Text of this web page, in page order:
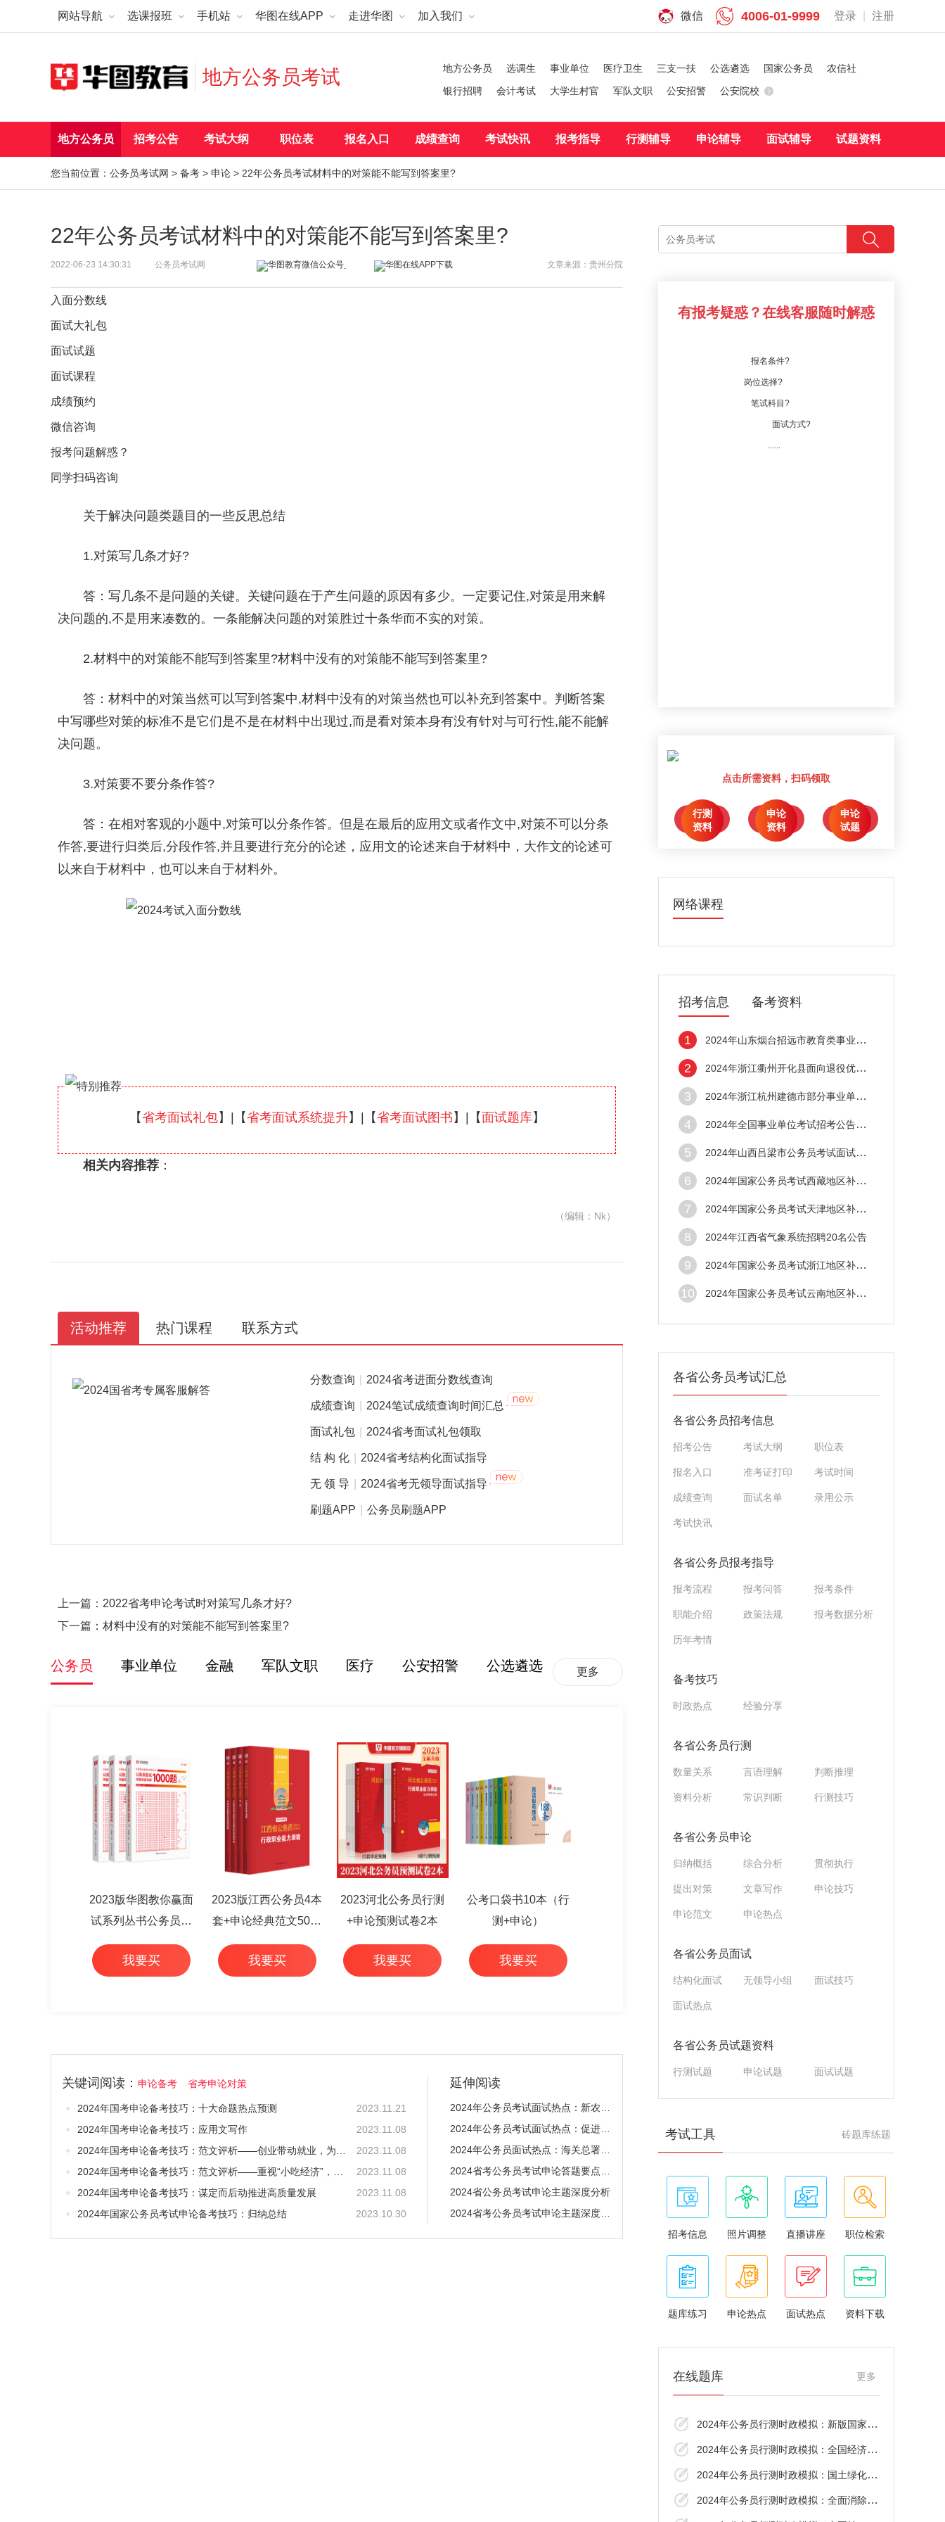
网站导航 选课报班 手机站 华图在线APP 走进华图 加入我们 登录 注册
4006-01-9999
微信
地方公务员考试 地方公务员 选调生 事业单位 医疗卫生 三支一扶 公选遴选 国家公务员
农信社
银行招聘
会计考试 大学生村官 军队文职 公安招警 公安院校
地方公务员 招考公告 考试大纲 职位表 报名入口 成绩查询 考试快讯 报考指导 行测辅导 申论辅导 面试辅导 试题资料
您当前位置： 公务员考试网 > 备考 > 申论 > 22年公务员考试材料中的对策能不能写到答案里?
22年公务员考试材料中的对策能不能写到答案里?
2022-06-23 14:30:31 公务员考试网 文章来源：贵州分院
入面分数线
面试大礼包
面试试题
面试课程
成绩预约
微信咨询
报考问题解惑？
同学扫码咨询
关于解决问题类题目的一些反思总结
1.对策写几条才好?
答：写几条不是问题的关键。关键问题在于产生问题的原因有多少。一定要记住,对策是用来解
决问题的,不是用来凑数的。一条能解决问题的对策胜过十条华而不实的对策。
2.材料中的对策能不能写到答案里?材料中没有的对策能不能写到答案里?
答：材料中的对策当然可以写到答案中,材料中没有的对策当然也可以补充到答案中。判断答案
中写哪些对策的标准不是它们是不是在材料中出现过,而是看对策本身有没有针对与可行性,能不能解
决问题。
3.对策要不要分条作答?
答：在相对客观的小题中,对策可以分条作答。但是在最后的应用文或者作文中,对策不可以分条
作答,要进行归类后,分段作答,并且要进行充分的论述，应用文的论述来自于材料中，大作文的论述可
以来自于材料中，也可以来自于材料外。
【省考面试礼包】|【省考面试系统提升】|【省考面试图书 】|【 面试题库】
相关内容推荐 ：
（编辑：Nk）
活动推荐 热门课程 联系方式
分数查询 2024省考进面分数线查询
成绩查询 2024笔试成绩查询时间汇总
面试礼包 2024省考面试礼包领取
结 构 化 2024省考结构化面试指导
无 领 导 2024省考无领导面试指导
刷题APP 公务员刷题APP
上一篇： 2022省考申论考试时对策写几条才好?
下一篇： 材料中没有的对策能不能写到答案里?
公务员 事业单位 金融 军队文职 医疗 公安招警 公选遴选 更多
2023版华图教你赢面
试系列丛书公务员面
试华图专家详解1000
题（3本套）
我要买
2023版江西公务员4本
套+申论经典范文50篇
+行测高频考点 6本
我要买
2023河北公务员行测
+申论预测试卷2本
我要买
公考口袋书10本（行
测+申论）
我要买
关键词阅读： 申论备考 省考申论对策
2024年国考申论备考技巧：十大命题热点预测
2023.11.21
2024年国考申论备考技巧：应用文写作
2023.11.08
2023.11.08
2023.11.08
2024年国考申论备考技巧：谋定而后动推进高质量发展
2023.11.08
2024年国家公务员考试申论备考技巧：归纳总结
2023.10.30
延伸阅读
2024省公务员考试申论主题深度分析
有报考疑惑？在线客服随时解惑
报名条件?
岗位选择?
笔试科目?
面试方式?
......
点击所需资料，扫码领取
行测
资料
点击领取
申论
资料
点击领取
申论
试题
点击领取
网络课程
招考信息 备考资料
1 2024年山东烟台招远市教育类事业单位招聘教
2 2024年浙江衢州开化县面向退役优秀运动员招
3 2024年浙江杭州建德市部分事业单位统一招聘
4 2024年全国事业单位考试招考公告信息汇总（
5 2024年山西吕梁市公务员考试面试公告
6 2024年国家公务员考试西藏地区补录职位表（
7 2024年国家公务员考试天津地区补录职位表（
8 2024年江西省气象系统招聘20名公告
9 2024年国家公务员考试浙江地区补录职位表（
10 2024年国家公务员考试云南地区补录职位表（
各省公务员考试汇总
各省公务员招考信息
招考公告 考试大纲 职位表
报名入口 准考证打印 考试时间
成绩查询 面试名单 录用公示
考试快讯
各省公务员报考指导
报考流程 报考问答 报考条件
职能介绍 政策法规 报考数据分析
历年考情
备考技巧
时政热点 经验分享
各省公务员行测
数量关系 言语理解 判断推理
资料分析 常识判断 行测技巧
各省公务员申论
归纳概括 综合分析 贯彻执行
提出对策 文章写作 申论技巧
申论范文 申论热点
各省公务员面试
结构化面试 无领导小组 面试技巧
面试热点
各省公务员试题资料
行测试题 申论试题 面试试题
砖题库练题
考试工具
招考信息 照片调整 直播讲座 职位检索
题库练习 申论热点 面试热点 资料下载
更多
在线题库
2024年公务员行测时政模拟：新版国家医保药
2024年公务员行测时政模拟：全国经济普查
2024年公务员行测时政模拟：国土绿化行动
2024年公务员行测时政模拟：全面消除麻风危